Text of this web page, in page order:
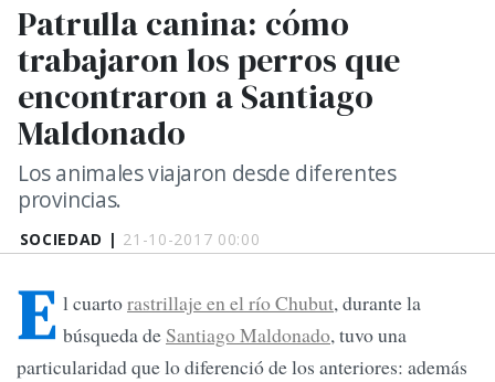
SOCIEDAD | 21-10-2017 00:00
Patrulla canina: cómo
trabajaron los perros que
encontraron a Santiago
Maldonado
Los animales viajaron desde diferentes
provincias.
E l cuartorastrillaje en el río Chubut, durante la
búsqueda de Santiago Maldonado, tuvo una
particularidad que lo diferenció de los anteriores: además